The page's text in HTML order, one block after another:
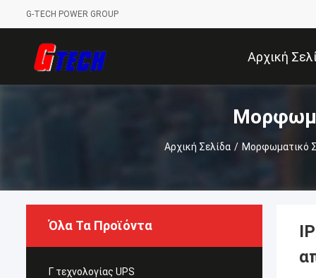
G-TECH POWER GROUP
Αρχική
Αρχική Σελίδα / Μορφωματικό
Όλα Τα Προϊόντα
Γ τεχνολογίας UPS